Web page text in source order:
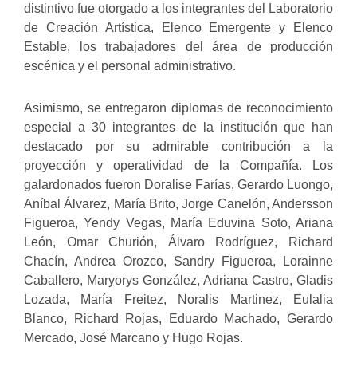
distintivo fue otorgado a los integrantes del Laboratorio
de Creación Artística, Elenco Emergente y Elenco
Estable, los trabajadores del área de producción
escénica y el personal administrativo.
Asimismo, se entregaron diplomas de reconocimiento
especial a 30 integrantes de la institución que han
destacado por su admirable contribución a la
proyección y operatividad de la Compañía. Los
galardonados fueron Doralise Farías, Gerardo Luongo,
Aníbal Álvarez, María Brito, Jorge Canelón, Andersson
Figueroa, Yendy Vegas, María Eduvina Soto, Ariana
León, Omar Churión, Álvaro Rodríguez, Richard
Chacín, Andrea Orozco, Sandry Figueroa, Lorainne
Caballero, Maryorys González, Adriana Castro, Gladis
Lozada, María Freitez, Noralis Martinez, Eulalia
Blanco, Richard Rojas, Eduardo Machado, Gerardo
Mercado, José Marcano y Hugo Rojas.